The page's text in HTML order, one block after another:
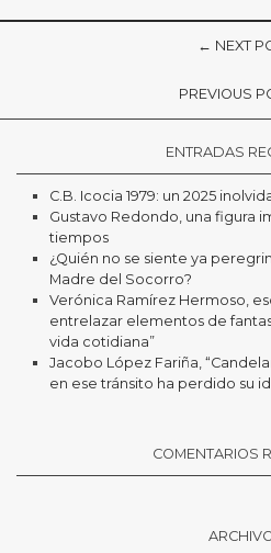
← NEXT
PREVIOUS
ENTRADAS
C.B. Icocia 1979: un 2025
Gustavo Redondo, una figura
tiempos
¿Quién no se siente ya
Madre del Socorro?
Verónica Ramírez Hermoso,
entrelazar elementos de
vida cotidiana”
Jacobo López Fariña,
en ese tránsito ha perdido su
COMENTARIOS